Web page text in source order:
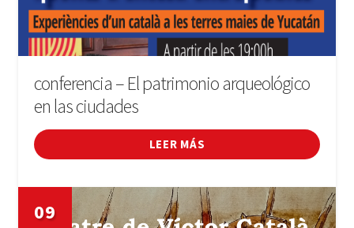
conferencia – El patrimonio arqueológico
en las ciudades
LEER MÁS
09